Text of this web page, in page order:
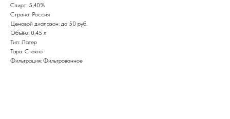
Спирт: 5,40%
Страна: Россия
Ценовой диапазон: до 50 руб.
Объём: 0,45 л
Тип: Лагер
Тара: Стекло
Фильтрация: Фильтрованное